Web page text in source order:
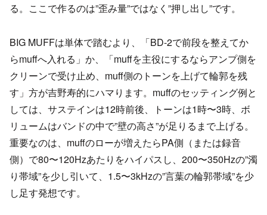
る。ここで作るのは”歪み量”ではなく”押し出し”です。
BIG MUFFは単体で踏むより、「BD-2で前段を整えてか
らmuffへ入れる」か、「muffを主役にするならアンプ側を
クリーンで受け止め、muff側のトーンを上げて輪郭を残
す」方が吉野寿的にハマります。muffのセッティング例と
しては、サステインは12時前後、トーンは1時〜3時、ボ
リュームはバンドの中で”壁の高さ”が足りるまで上げる。
重要なのは、muffのローが増えたらPA側（または録音
側）で80〜120Hzあたりをハイパスし、200〜350Hzの”濁
り帯域”を少し引いて、1.5〜3kHzの”言葉の輪郭帯域”を少
し足す発想です。